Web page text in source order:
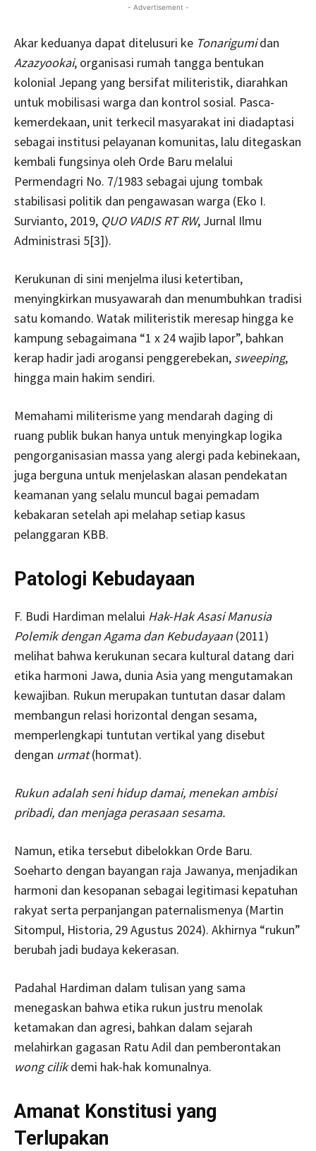
- Advertisement -
Akar keduanya dapat ditelusuri ke Tonarigumidan
Azazyookai, organisasi rumah tangga bentukan
kolonial Jepang yang bersifat militeristik, diarahkan
untuk mobilisasi warga dan kontrol sosial. Pasca-
kemerdekaan, unit terkecil masyarakat ini diadaptasi
sebagai institusi pelayanan komunitas, lalu ditegaskan
kembali fungsinya oleh Orde Baru melalui
Permendagri No. 7/1983 sebagai ujung tombak
stabilisasi politik dan pengawasan warga (Eko I.
Survianto, 2019, QUO VADIS RT RW, Jurnal Ilmu
Administrasi 5[3]).
Kerukunan di sini menjelma ilusi ketertiban,
menyingkirkan musyawarah dan menumbuhkan tradisi
satu komando. Watak militeristik meresap hingga ke
kampung sebagaimana “1 x 24 wajib lapor”, bahkan
kerap hadir jadi arogansi penggerebekan, sweeping,
hingga main hakim sendiri.
Memahami militerisme yang mendarah daging di
ruang publik bukan hanya untuk menyingkap logika
pengorganisasian massa yang alergi pada kebinekaan,
juga berguna untuk menjelaskan alasan pendekatan
keamanan yang selalu muncul bagai pemadam
kebakaran setelah api melahap setiap kasus
pelanggaran KBB.
Patologi Kebudayaan
F. Budi Hardiman melalui Hak-Hak Asasi Manusia
Polemik dengan Agama dan Kebudayaan (2011)
melihat bahwa kerukunan secara kultural datang dari
etika harmoni Jawa, dunia Asia yang mengutamakan
kewajiban. Rukun merupakan tuntutan dasar dalam
membangun relasi horizontal dengan sesama,
memperlengkapi tuntutan vertikal yang disebut
dengan urmat(hormat).
Rukun adalah seni hidup damai, menekan ambisi
pribadi, dan menjaga perasaan sesama.
Namun, etika tersebut dibelokkan Orde Baru.
Soeharto dengan bayangan raja Jawanya, menjadikan
harmoni dan kesopanan sebagai legitimasi kepatuhan
rakyat serta perpanjangan paternalismenya (Martin
Sitompul, Historia, 29 Agustus 2024). Akhirnya “rukun”
berubah jadi budaya kekerasan.
Padahal Hardiman dalam tulisan yang sama
menegaskan bahwa etika rukun justru menolak
ketamakan dan agresi, bahkan dalam sejarah
melahirkan gagasan Ratu Adil dan pemberontakan
wong cilikdemi hak-hak komunalnya.
Amanat Konstitusi yang
Terlupakan